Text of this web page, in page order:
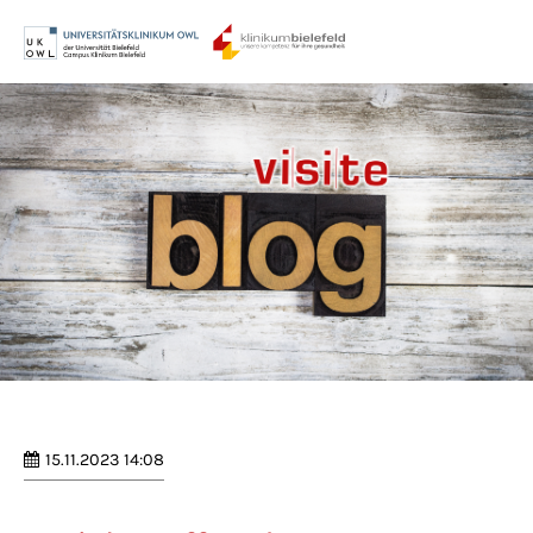
Login
Benutzername
Passwort
Anmelden
15.11.2023 14:08